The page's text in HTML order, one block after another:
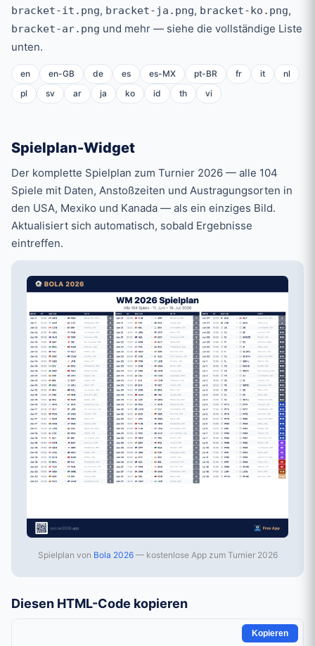
bracket-it.png, bracket-ja.png, bracket-ko.png,
bracket-ar.png und mehr — siehe die vollständige Liste
unten.
en en-GB de es es-MX pt-BR fr it
nl
pl
sv ar ja ko id th vi
Spielplan-Widget
Der komplette Spielplan zum Turnier 2026 — alle 104
Spiele mit Daten, Anstoßzeiten und Austragungsorten in
den USA, Mexiko und Kanada — als ein einziges Bild.
Aktualisiert sich automatisch, sobald Ergebnisse
eintreffen.
Spielplan von Bola 2026— kostenlose App zum Turnier 2026
Diesen HTML-Code kopieren
Kopieren